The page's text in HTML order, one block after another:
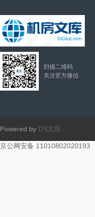
扫描二维码
关注官方微信
Powered by DS文库
京公网安备 11010802020193